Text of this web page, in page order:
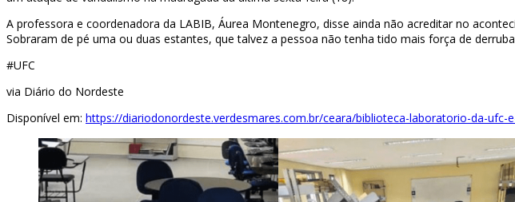
A professora e coordenadora da LABIB, Áurea Montenegro, disse ainda não acreditar no
Sobraram de pé uma ou duas estantes, que talvez a pessoa não tenha tido mais força de
#UFC
via Diário do Nordeste
Disponível em: https://diariodonordeste.verdesmares.com.br/ceara/biblioteca-laboratorio-da-